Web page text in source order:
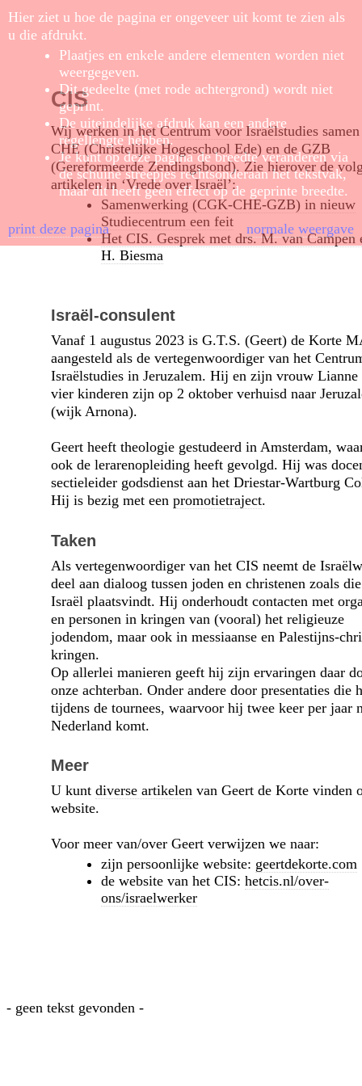
Hier ziet u hoe de pagina er ongeveer uit komt te zien als
u die afdrukt.
Plaatjes en enkele andere elementen worden niet
weergegeven.
Dit gedeelte (met rode achtergrond) wordt niet
geprint.
De uiteindelijke afdruk kan een andere
regellengte hebben.
Je kunt op deze pagina de breedte veranderen via
de schuine streepjes rechtsonderaan het tekstvak,
maar dit heeft geen effect op de geprinte breedte.
normale weergave
print deze pagina
CIS
Wij werken in hetCentrum voor Israëlstudiessamen
CHE (Christelijke Hogeschool Ede) en de GZB
(Gereformeerde Zendingsbond). Zie hierover de
artikelen in ‘Vrede over Israël’:
Samenwerking (CGK-CHE-GZB) in nieuw
Studiecentrum een feit
Het CIS. Gesprek met drs. M. van Campen
H. Biesma
Israël-consulent
Vanaf 1 augustus 2023 is G.T.S. (Geert) de Korte
aangesteld als de vertegen­woordiger van het
Israël­studies in Jeruzalem. Hij en zijn vrouw Lianne
vier kinderen zijn op 2 oktober verhuisd naar
(wijk Arnona).
Geert heeft theologie gestudeerd in Amsterdam,
ook de leraren­opleiding heeft gevolgd. Hij was
sectieleider gods­dienst aan het Driestar-Wartburg
Hij is bezig met een promotie­traject.
Taken
Als vertegenwoordiger van het CIS neemt de
deel aan dialoog tussen joden en christenen zoals
Israël plaatsvindt. Hij onderhoudt contacten met
en personen in kringen van (vooral) het religieuze
jodendom, maar ook in messiaanse en Palestijns-
kringen.
Op allerlei manieren geeft hij zijn ervaringen daar
onze achterban. Onder andere door presentaties die
tijdens de tournees, waarvoor hij twee keer per jaar
Nederland komt.
Meer
U kunt diverse artikelenvan Geert de Korte vinden
website.
Voor meer van/over Geert verwijzen we naar:
zijn persoonlijke website: geertdekorte.com
de website van het CIS:hetcis.nl/over-
ons/israelwerker
- geen tekst gevonden -